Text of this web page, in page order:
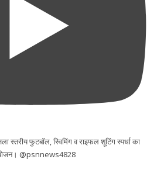
स्तरीय फुटबॉल, स्विमिंग व राइफल शूटिंग स्पर्धा का
@psnnews4828